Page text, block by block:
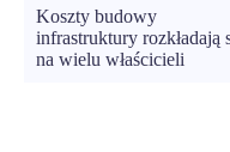
Koszty budowy
infrastruktury rozkładają
na wielu właścicieli